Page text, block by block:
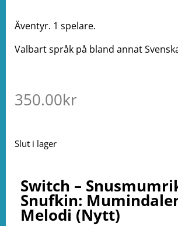
Äventyr. 1 spelare.
Valbart språk på bland annat
350.00kr
Slut i lager
Switch –
Snufkin:
Melodi (Nytt)